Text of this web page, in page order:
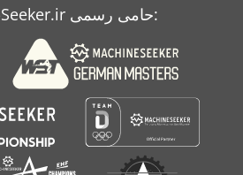
Machine-Seeker.ir حامی رسمی: